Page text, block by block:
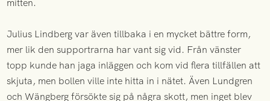
mitten.
Julius Lindberg var även tillbaka i en mycket bättre form,
mer lik den supportrarna har vant sig vid. Från vänster
topp kunde han jaga inläggen och kom vid flera tillfällen att
skjuta, men bollen ville inte hitta in i nätet. Även Lundgren
och Wängberg försökte sig på några skott, men inget blev